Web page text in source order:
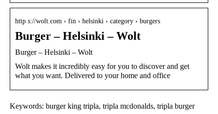
http s://wolt.com › fin › helsinki › category › burgers
Burger – Helsinki – Wolt
Burger – Helsinki – Wolt
Wolt makes it incredibly easy for you to discover and get
what you want. Delivered to your home and office
Keywords: burger king tripla, tripla mcdonalds, tripla burger